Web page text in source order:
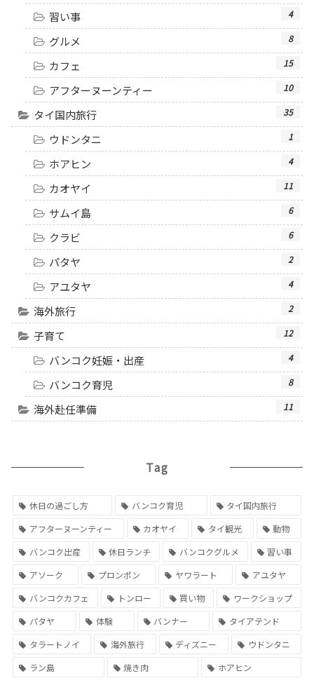
習い事 4
グルメ 8
カフェ 15
アフターヌーンティー 10
タイ国内旅行 35
ウドンタニ 1
ホアヒン 4
カオヤイ 11
サムイ島 6
クラビ 6
パタヤ 2
アユタヤ 4
海外旅行 2
子育て 12
バンコク妊娠・出産 4
バンコク育児 8
海外赴任準備 11
Tag
休日の過ごし方 バンコク育児
タイ国内旅行
アフターヌーンティー
カオヤイ タイ観光
動物
バンコク出産
休日ランチ バンコクグルメ
習い事
アソーク
プロンポン ヤワラート
アユタヤ
バンコクカフェ
トンロー 買い物
ワークショップ
パタヤ
体験 バンナー
タイアテンド
タラートノイ
海外旅行 ディズニー
ウドンタニ
ラン島
焼き肉 ホアヒン